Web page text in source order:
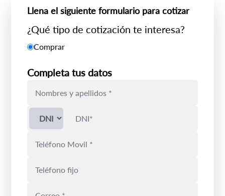
Llena el siguiente formulario para cotizar
¿Qué tipo de cotización te interesa?
Comprar
Completa tus datos